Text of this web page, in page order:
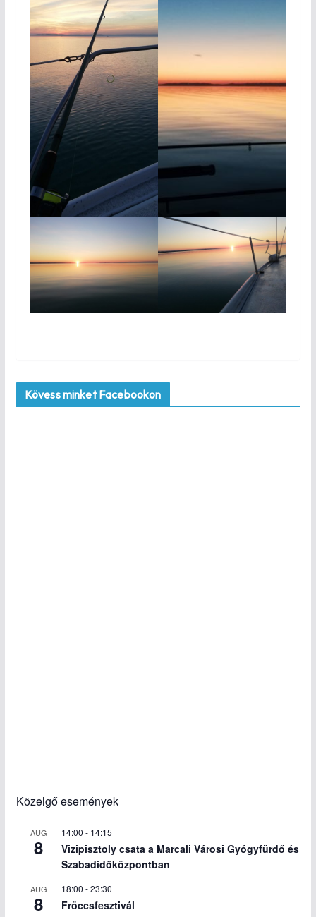
Kövess minket Facebookon
Közelgő események
AUG
8
14:00 - 14:15
Vizipisztoly csata a Marcali Városi Gyógyfürdő és
Szabadidőközpontban
AUG
8
18:00 -23:30
Fröccsfesztivál